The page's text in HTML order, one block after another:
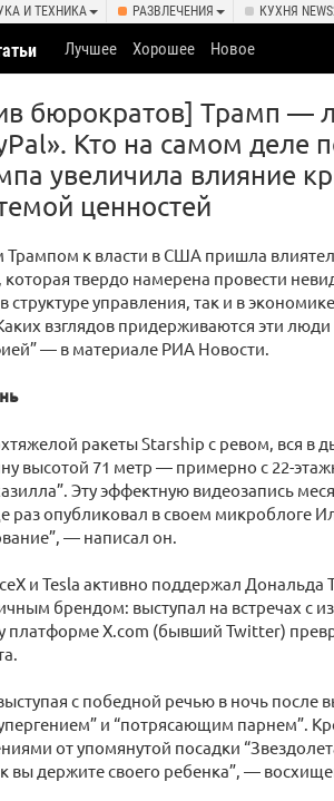
И ТЕХНИКА РАЗВЛЕЧЕНИЯ КУХНЯ
Лучшее Хорошее Новое
бюрократов] Трамп —
Кто на самом деле
увеличила влияние
ценностей
Трампом к власти в США пришла
которая твердо намерена провести
управления, так и в
взглядов придерживаются эти
— в материале РИА Новости.
ракеты Starship с ревом, вся в
высотой 71 метр — примерно с 22-
Эту эффектную видеозапись
раз опубликовал в своем микроблоге
— написал он.
и Tesla активно поддержал
брендом: выступал на встречах с
X.com (бывший Twitter)
с победной речью в ночь после
и “потрясающим парнем”.
от упомянутой посадки
вы держите своего ребенка”, —